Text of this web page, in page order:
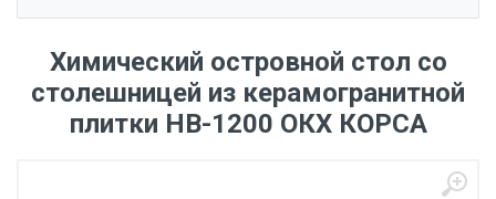
Химический островной стол со
столешницей из керамогранитной
плитки НВ-1200 ОКХ КОРСА